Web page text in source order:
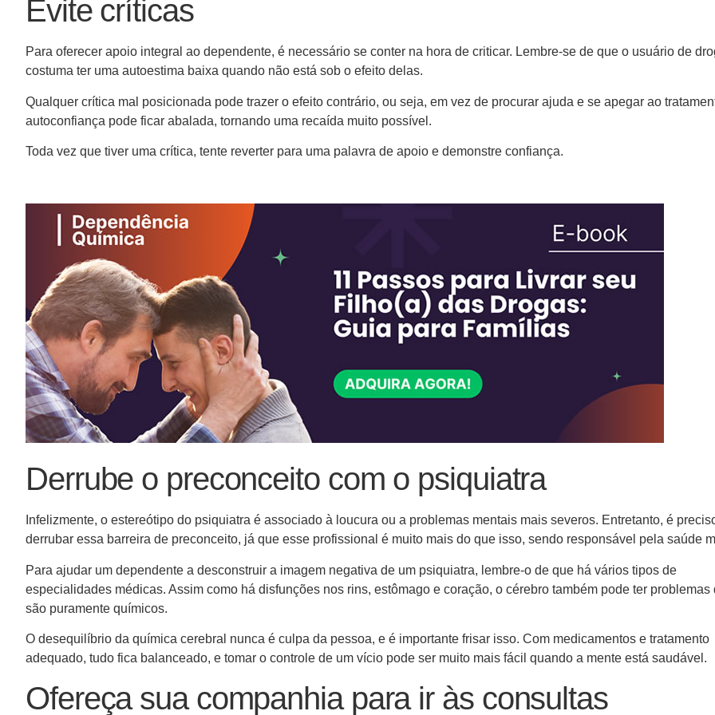
Evite críticas
Para oferecer apoio integral ao dependente, é necessário se conter na hora de criticar. Lembre-se de que o usuário de
costuma ter uma autoestima baixa quando não está sob o efeito delas.
Qualquer crítica mal posicionada pode trazer o efeito contrário, ou seja, em vez de procurar ajuda e se apegar ao
autoconfiança pode ficar abalada, tornando uma recaída muito possível.
Toda vez que tiver uma crítica, tente reverter para uma palavra de apoio e demonstre confiança.
Derrube o preconceito com o psiquiatra
Infelizmente, o estereótipo do psiquiatra é associado à loucura ou a problemas mentais mais severos. Entretanto, é
derrubar essa barreira de preconceito, já que esse profissional é muito mais do que isso, sendo responsável pela saúde
Para ajudar um dependente a desconstruir a imagem negativa de um psiquiatra, lembre-o de que há vários tipos de
especialidades médicas. Assim como há disfunções nos rins, estômago e coração, o cérebro também pode ter problemas
são puramente químicos.
O desequilíbrio da química cerebral nunca é culpa da pessoa, e é importante frisar isso. Com medicamentos e tratamento
adequado, tudo fica balanceado, e tomar o controle de um vício pode ser muito mais fácil quando a mente está saudável.
Ofereça sua companhia para ir às consultas